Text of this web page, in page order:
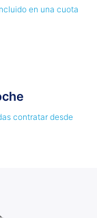
en una cuota
contratar desde